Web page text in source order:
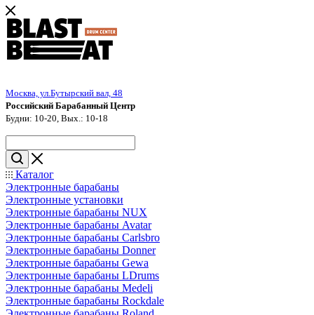
Москва, ул.Бутырский вал, 48
Российский Барабанный Центр
Будни: 10-20, Вых.: 10-18
Каталог
Электронные барабаны
Электронные установки
Электронные барабаны NUX
Электронные барабаны Avatar
Электронные барабаны Carlsbro
Электронные барабаны Donner
Электронные барабаны Gewa
Электронные барабаны LDrums
Электронные барабаны Medeli
Электронные барабаны Rockdale